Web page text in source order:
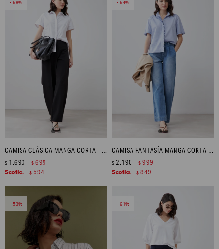
58
CAMISA CLÁSICA MANGA CORTA - BLANCO
$1.690 $ 699
$ 594
54
CAMISA FANTASÍA MANGA CORTA - AZUL
$2.190 $ 999
$ 849
53 61